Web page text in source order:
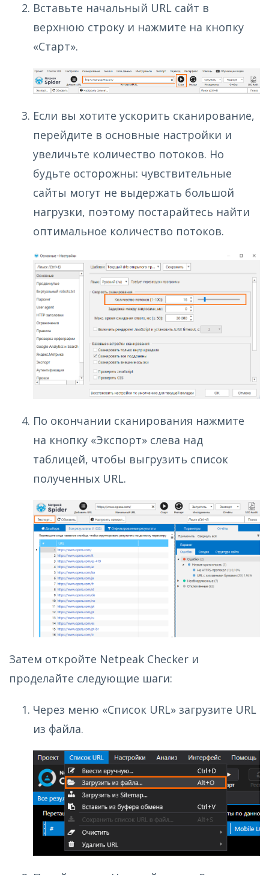
Вставьте начальный URL сайт в
верхнюю строку и нажмите на кнопку
«Старт».
Если вы хотите ускорить сканирование,
перейдите в основные настройки и
увеличьте количество потоков. Но
будьте осторожны: чувствительные
сайты могут не выдержать большой
нагрузки, поэтому постарайтесь найти
оптимальное количество потоков.
По окончании сканирования нажмите
на кнопку «Экспорт» слева над
таблицей, чтобы выгрузить список
полученных URL.
Затем откройте Netpeak Checker и
проделайте следующие шаги:
Через меню «Список URL» загрузите URL
из файла.